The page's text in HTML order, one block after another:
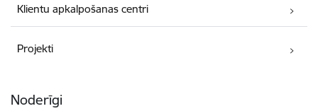
Klientu apkalpošanas centri
Projekti
Noderīgi